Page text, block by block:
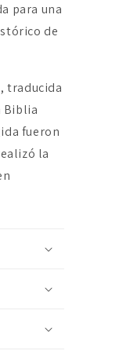
para una
de
traducida
Biblia
fueron
la